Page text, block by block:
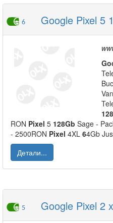
6 Google Pixel 5
RON Pixel 5 128Gb Sage -
- 2500RON Pixel 4XL 64Gb
Детали...
5 Google Pixel 2